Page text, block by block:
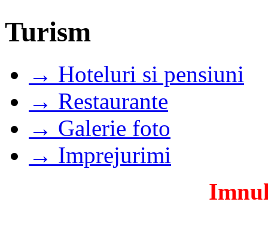
Turism
→ Hoteluri si pensiuni
→ Restaurante
→ Galerie foto
→ Imprejurimi